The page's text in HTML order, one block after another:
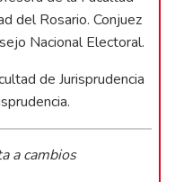
del Rosario. Conjuez
Nacional Electoral.
de Jurisprudencia
a cambios